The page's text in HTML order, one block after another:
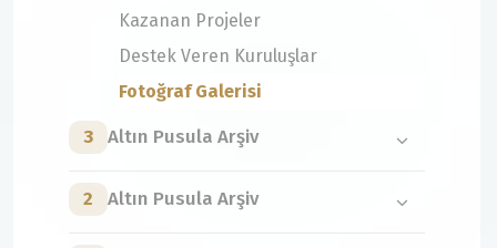
Kazanan Projeler
Destek Veren Kuruluşlar
Fotoğraf Galerisi
3 Altın Pusula Arşiv
2 Altın Pusula Arşiv